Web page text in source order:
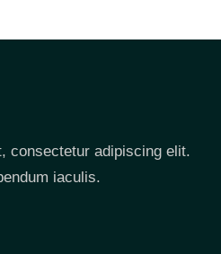
consectetur adipiscing elit.
iaculis.